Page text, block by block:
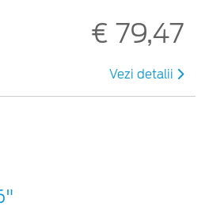
€ 79,47
Vezi detalii